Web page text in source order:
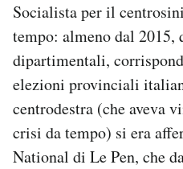
Socialista per il
tempo: almeno dal 2015,
dipartimentali,
elezioni provinciali
centrodestra (che aveva
crisi da tempo) si era
National di Le Pen, che